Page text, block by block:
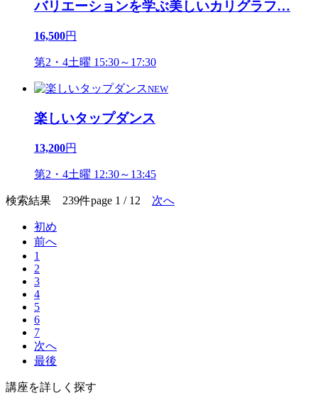
バリエーションを学ぶ美しいカリグラフ…
16,500円
第2・4土曜 15:30～17:30
NEW
楽しいタップダンス
13,200円
第2・4土曜 12:30～13:45
検索結果 239件page 1 / 12 次へ
初め
前へ
1
2
3
4
5
6
7
次へ
最後
講座を詳しく探す